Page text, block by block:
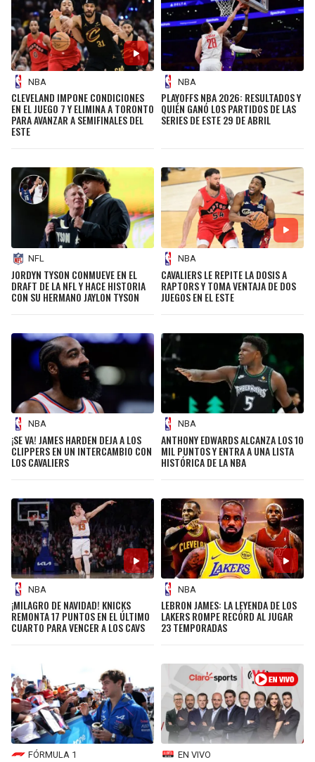
NBA
CLEVELAND IMPONE CONDICIONES
EN EL JUEGO 7 Y ELIMINA A TORONTO
PARA AVANZAR A SEMIFINALES DEL
ESTE
NBA
PLAYOFFS NBA 2026: RESULTADOS Y
QUIÉN GANÓ LOS PARTIDOS DE LAS
SERIES DE ESTE 29 DE ABRIL
NFL
JORDYN TYSON CONMUEVE EN EL
DRAFT DE LA NFL Y HACE HISTORIA
CON SU HERMANO JAYLON TYSON
NBA
CAVALIERS LE REPITE LA DOSIS A
RAPTORS Y TOMA VENTAJA DE DOS
JUEGOS EN EL ESTE
NBA
¡SE VA! JAMES HARDEN DEJA A LOS
CLIPPERS EN UN INTERCAMBIO CON
LOS CAVALIERS
NBA
ANTHONY EDWARDS ALCANZA LOS 10
MIL PUNTOS Y ENTRA A UNA LISTA
HISTÓRICA DE LA NBA
NBA
¡MILAGRO DE NAVIDAD! KNICKS
REMONTA 17 PUNTOS EN EL ÚLTIMO
CUARTO PARA VENCER A LOS CAVS
NBA
LEBRON JAMES: LA LEYENDA DE LOS
LAKERS ROMPE RECÓRD AL JUGAR
23 TEMPORADAS
FÓRMULA 1 EN VIVO